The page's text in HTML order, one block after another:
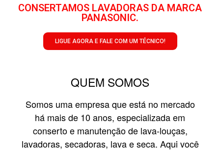
CONSERTAMOS LAVADORAS DA MARCA
PANASONIC.
LIGUE AGORA E FALE COM UM TÉCNICO!
QUEM SOMOS
Somos uma empresa que está no mercado
há mais de 10 anos, especializada em
conserto e manutenção de lava-louças,
lavadoras, secadoras, lava e seca. Aqui você